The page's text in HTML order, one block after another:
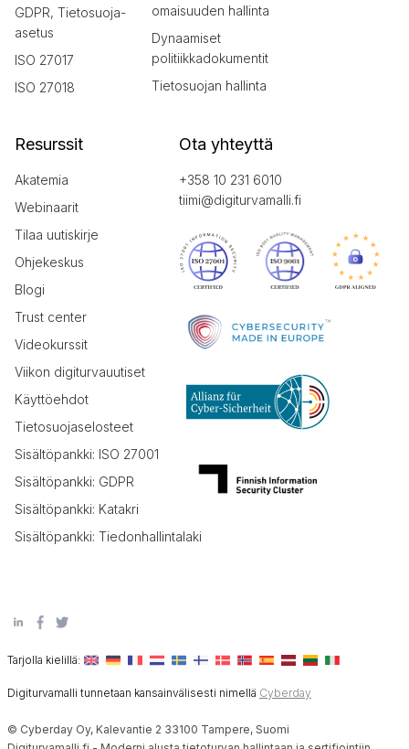
GDPR, Tietosuoja-
asetus
ISO 27017
ISO 27018
omaisuuden hallinta
Dynaamiset
politiikkadokumentit
Tietosuojan hallinta
Resurssit
Akatemia
Webinaarit
Tilaa uutiskirje
Ohjekeskus
Blogi
Trust center
Videokurssit
Viikon digiturvauutiset
Käyttöehdot
Tietosuojaselosteet
Sisältöpankki: ISO 27001
Sisältöpankki: GDPR
Sisältöpankki: Katakri
Sisältöpankki: Tiedonhallintalaki
Ota yhteyttä
+358 10 231 6010
tiimi@digiturvamalli.fi
Tarjolla kielillä:
Digiturvamalli tunnetaan kansainvälisesti nimellä Cyberday
© Cyberday Oy, Kalevantie 2 33100 Tampere, Suomi